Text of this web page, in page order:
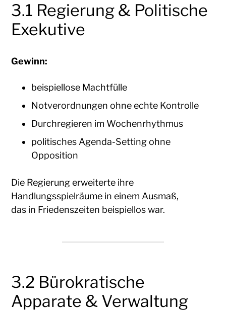
3.1 Regierung & Politische
Exekutive
Gewinn:
beispiellose Machtfülle
Notverordnungen ohne echte Kontrolle
Durchregieren im Wochenrhythmus
politisches Agenda-Setting ohne
Opposition
Die Regierung erweiterte ihre
Handlungsspielräume in einem Ausmaß,
das in Friedenszeiten beispiellos war.
3.2 Bürokratische
Apparate & Verwaltung